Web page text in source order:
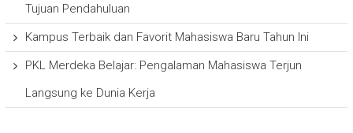
Tujuan Pendahuluan
Kampus Terbaik dan Favorit Mahasiswa Baru Tahun Ini
PKL Merdeka Belajar: Pengalaman Mahasiswa Terjun
Langsung ke Dunia Kerja